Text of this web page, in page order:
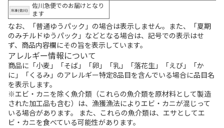
佐川急便でのお届けとなり
ます
なお、「普通ゆうパック」の場合は表示しません。また、「夏期
のみチルドゆうパック」などとなる場合は、記号での表示はせ
ず、商品内容欄にその旨を表示しています。
アレルギー情報について
商品に「小麦」「そば」「卵」「乳」「落花生」「えび」「か
に」「くるみ」のアレルギー特定8品目を含んでいる場合に品目名
を表示します。
※エビ・カニを除く魚介類（これらの魚介類を原材料として製造
された加工品も含む）は、漁獲漁法によりエビ・カニが混じって
いる場合があります。 また、これらの魚介類は、エサとしてエ
ビ・カニを食べている可能性があります。